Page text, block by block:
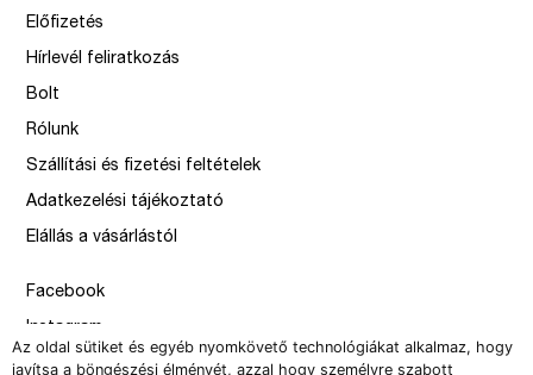
Az oldal sütiket és egyéb nyomkövető technológiákat alkalmaz, hogy
javítsa a böngészési élményét, azzal hogy személyre szabott
Előfizetés
Hírlevél feliratkozás
Bolt
Rólunk
Szállítási és fizetési feltételek
Adatkezelési tájékoztató
Elállás a vásárlástól
Facebook
Instagram
Issue